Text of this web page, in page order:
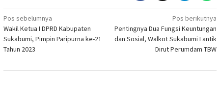
Navigasi
pos
Pos sebelumnya
Wakil Ketua I DPRD Kabupaten
Sukabumi, Pimpin Paripurna ke-21
Tahun 2023
Pos berikutnya
Pentingnya Dua Fungsi Keuntungan
dan Sosial, Walkot Sukabumi Lantik
Dirut Perumdam TBW